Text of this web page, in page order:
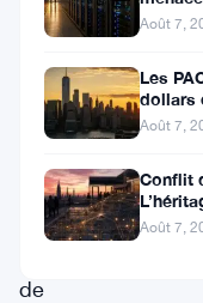
potentiel
retournement
haussier
après
des
de
stakés
Août 7,
Les
dollars
après
Août 7,
Conflit
Ian De
Août 7,